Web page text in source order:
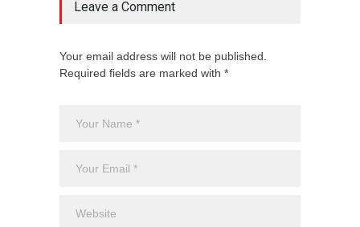
Leave a Comment
Your email address will not be published.
Required fields are marked with *